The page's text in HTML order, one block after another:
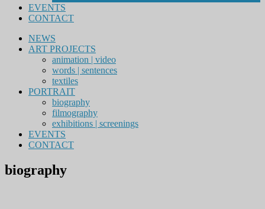
EVENTS
CONTACT
NEWS
ART PROJECTS
animation | video
words | sentences
textiles
PORTRAIT
biography
filmography
exhibitions | screenings
EVENTS
CONTACT
biography